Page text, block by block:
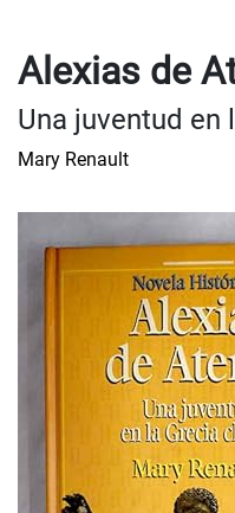
Alexias de
Una juventud en
Mary Renault